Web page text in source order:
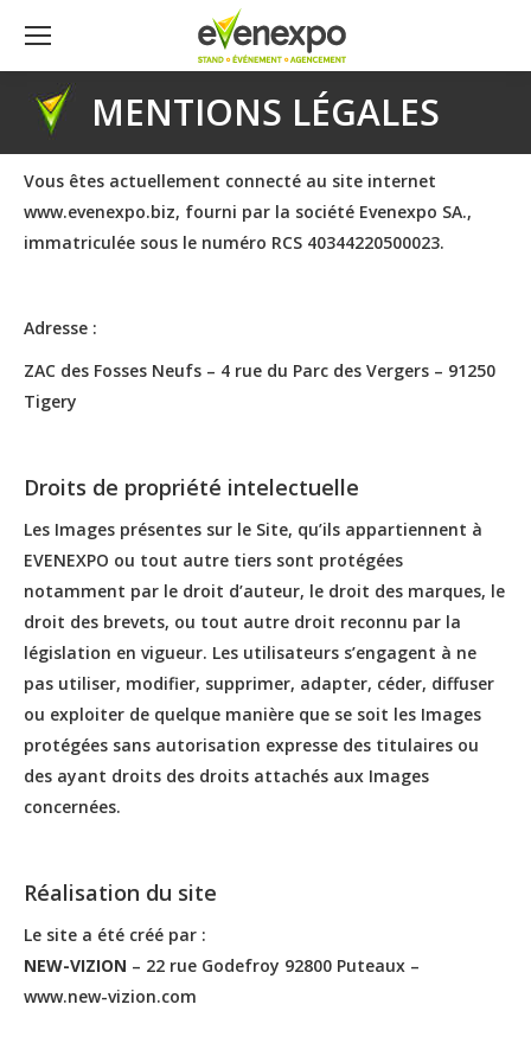
MENTIONS LÉGALES
Vous êtes actuellement connecté au site internet
www.evenexpo.biz, fourni par la société Evenexpo SA.,
immatriculée sous le numéro RCS 40344220500023.
Adresse :
ZAC des Fosses Neufs – 4 rue du Parc des Vergers – 91250
Tigery
Droits de propriété intelectuelle
Les Images présentes sur le Site, qu’ils appartiennent à
EVENEXPO ou tout autre tiers sont protégées
notamment par le droit d’auteur, le droit des marques, le
droit des brevets, ou tout autre droit reconnu par la
législation en vigueur. Les utilisateurs s’engagent à ne
pas utiliser, modifier, supprimer, adapter, céder, diffuser
ou exploiter de quelque manière que se soit les Images
protégées sans autorisation expresse des titulaires ou
des ayant droits des droits attachés aux Images
concernées.
Réalisation du site
Le site a été créé par :
NEW-VIZION – 22 rue Godefroy 92800 Puteaux –
www.new-vizion.com